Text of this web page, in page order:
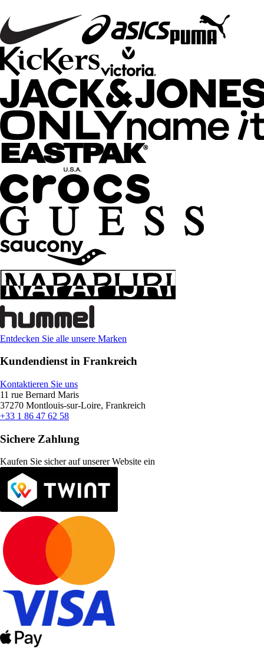
Entdecken Sie alle unsere Marken
Kundendienst in Frankreich
Kontaktieren Sie uns
11 rue Bernard Maris
37270 Montlouis-sur-Loire, Frankreich
+33 1 86 47 62 58
Sichere Zahlung
Kaufen Sie sicher auf unserer Website ein